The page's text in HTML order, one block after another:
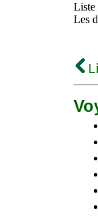
Liste
Les